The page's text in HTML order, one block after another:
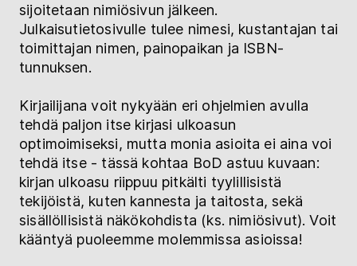
sijoitetaan nimiösivun jälkeen.
Julkaisutietosivulle tulee nimesi, kustantajan tai
toimittajan nimen, painopaikan ja ISBN-
tunnuksen.
Kirjailijana voit nykyään eri ohjelmien avulla
tehdä paljon itse kirjasi ulkoasun
optimoimiseksi, mutta monia asioita ei aina voi
tehdä itse - tässä kohtaa BoD astuu kuvaan:
kirjan ulkoasu riippuu pitkälti tyylillisistä
tekijöistä, kuten kannesta ja taitosta, sekä
sisällöllisistä näkökohdista (ks. nimiösivut). Voit
kääntyä puoleemme molemmissa asioissa!